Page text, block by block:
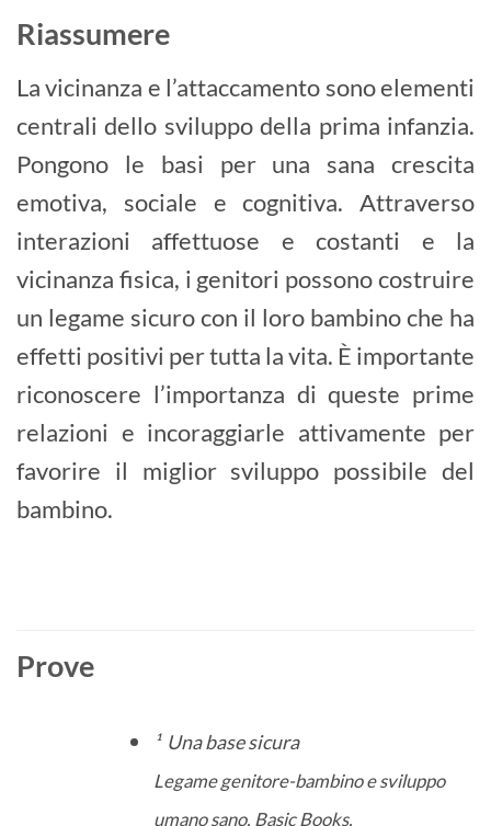
Riassumere
La vicinanza e l’attaccamento sono elementi
centrali dello sviluppo della prima infanzia.
Pongono le basi per una sana crescita
emotiva, sociale e cognitiva. Attraverso
interazioni affettuose e costanti e la
vicinanza fisica, i genitori possono costruire
un legame sicuro con il loro bambino che ha
effetti positivi per tutta la vita. È importante
riconoscere l’importanza di queste prime
relazioni e incoraggiarle attivamente per
favorire il miglior sviluppo possibile del
bambino.
Prove
¹ Una base sicura
Legame genitore-bambino e sviluppo
umano sano. Basic Books.